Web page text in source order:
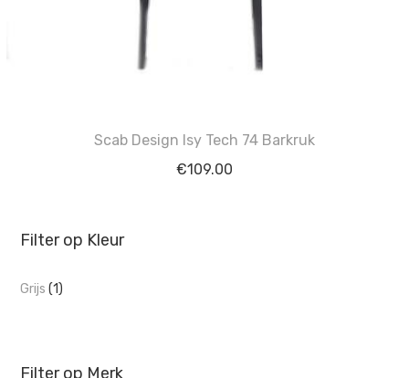
Scab Design Isy Tech 74 Barkruk
€109.00
Filter op Kleur
Grijs (1)
Filter op Merk